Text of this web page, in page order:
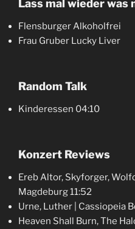
Lass mal wieder was
Flensburger Alkoholfrei
Frau Gruber Lucky Liver
Random Talk
Kinderessen 04:10
Konzert Reviews
Ereb Altor, Skyforger,
Magdeburg 11:52
Urne, Luther | Cassiopeia
Heaven Shall Burn, The